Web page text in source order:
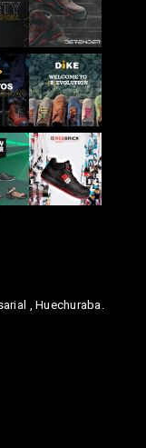
, Huechuraba.